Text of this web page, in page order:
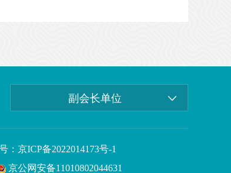
副会长单位
：京ICP备2022014173号-1
京公网安备11010802044631